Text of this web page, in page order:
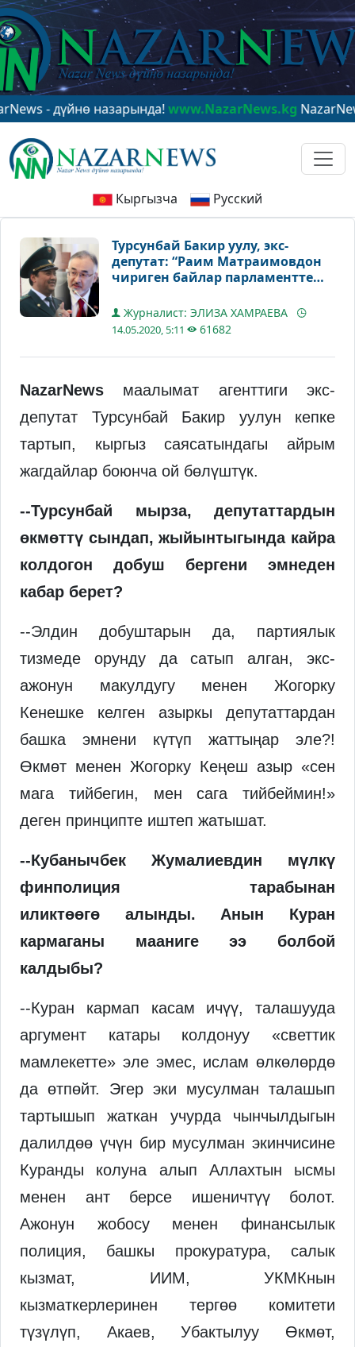
назарында!www.NazarNews.kgNazarNews - в
Кыргызча Русский
Турсунбай Бакир уулу, экс-
депутат: “Раим Матраимовдон
чириген байлар парламентте
чөнтөгүнө салып алат?”
Журналист: ЭЛИЗА ХАМРАЕВА
14.05.2020, 5:11 61682
NazarNews маалымат агенттиги экс-
депутат Турсунбай Бакир уулун кепке
тартып, кыргыз саясатындагы айрым
жагдайлар боюнча ой бөлүштүк.
--Турсунбай мырза, депутаттардын
өкмөттү сындап, жыйынтыгында кайра
колдогон добуш бергени эмнеден
кабар берет?
--Элдин добуштарын да, партиялык
тизмеде орунду да сатып алган, экс-
ажонун макулдугу менен Жогорку
Кенешке келген азыркы депутаттардан
башка эмнени күтүп жаттыңар эле?!
Өкмөт менен Жогорку Кеңеш азыр «сен
мага тийбегин, мен сага тийбеймин!»
деген принципте иштеп жатышат.
--Кубанычбек Жумалиевдин мүлкү
финполиция тарабынан
иликтөөгө алынды. Анын Куран
кармаганы мааниге ээ болбой
калдыбы?
--Куран кармап касам ичүү, талашууда
аргумент катары колдонуу «светтик
мамлекетте» эле эмес, ислам өлкөлөрдө
да өтпөйт. Эгер эки мусулман талашып
тартышып жаткан учурда чынчылдыгын
далилдөө үчүн бир мусулман экинчисине
Куранды колуна алып Аллахтын ысмы
менен ант берсе ишеничтүү болот.
Ажонун жобосу менен финансылык
полиция, башкы прокуратура, салык
кызмат, ИИМ, УКМКнын
кызматкерлеринен тергөө комитети
түзүлүп, Акаев, Убактылуу Өкмөт,